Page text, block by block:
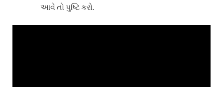
આવે તો પુષ્ટિ કરો.